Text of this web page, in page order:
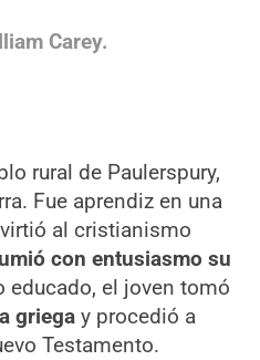
Carey.
rural de Paulerspury,
Fue aprendiz en una
al cristianismo
con entusiasmo su
educado, el joven tomó
griega y procedió a
Testamento.